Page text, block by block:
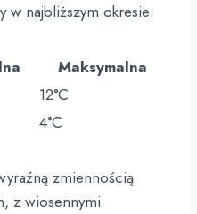
w najbliższym okresie:
Maksymalna
12°C
4°C
zmiennością
z wiosennymi